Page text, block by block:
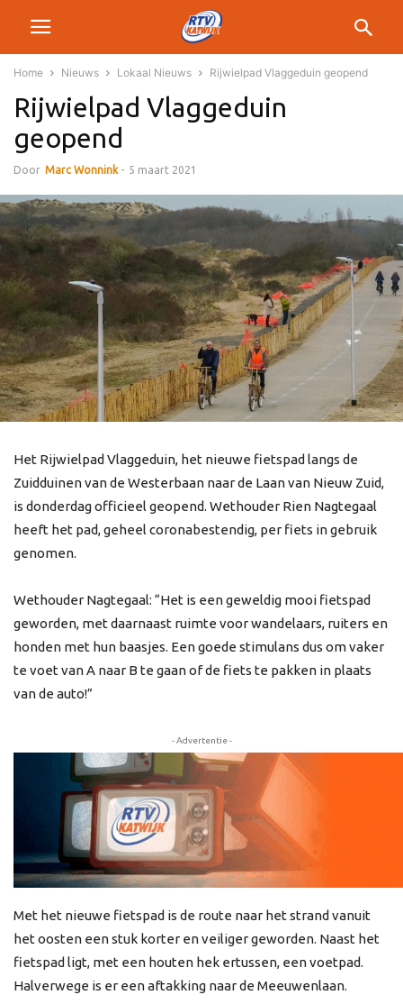
Home Nieuws Lokaal Nieuws Rijwielpad Vlaggeduin geopend
Rijwielpad Vlaggeduin
geopend
Door Marc Wonnink - 5 maart 2021
Het Rijwielpad Vlaggeduin, het nieuwe fietspad langs de
Zuidduinen van de Westerbaan naar de Laan van Nieuw Zuid,
is donderdag officieel geopend. Wethouder Rien Nagtegaal
heeft het pad, geheel coronabestendig, per fiets in gebruik
genomen.
Wethouder Nagtegaal: “Het is een geweldig mooi fietspad
geworden, met daarnaast ruimte voor wandelaars, ruiters en
honden met hun baasjes. Een goede stimulans dus om vaker
te voet van A naar B te gaan of de fiets te pakken in plaats
van de auto!”
- Advertentie -
Met het nieuwe fietspad is de route naar het strand vanuit
het oosten een stuk korter en veiliger geworden. Naast het
fietspad ligt, met een houten hek ertussen, een voetpad.
Halverwege is er een aftakking naar de Meeuwenlaan.